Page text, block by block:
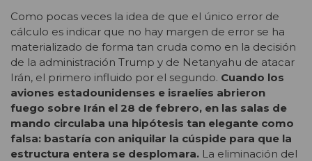
Como pocas veces la idea de que el único error de
cálculo es indicar que no hay margen de error se ha
materializado de forma tan cruda como en la decisión
de la administración Trump y de Netanyahu de atacar
Irán, el primero influido por el segundo. Cuando los
aviones estadounidenses e israelíes abrieron
fuego sobre Irán el 28 de febrero, en las salas de
mando circulaba una hipótesis tan elegante como
falsa: bastaría con aniquilar la cúspide para que la
estructura entera se desplomara. La eliminación del